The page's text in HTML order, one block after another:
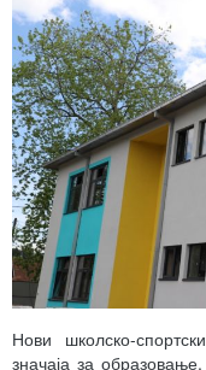
Нови школско-
значаја за